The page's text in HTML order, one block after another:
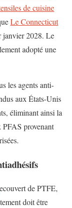
de cuisine
Le Connecticut
janvier 2028. Le
adopté une
les agents anti-
aux États-Unis
éliminant ainsi la
PFAS provenant
de PTFE,
doit être